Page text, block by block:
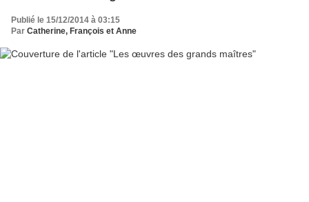
Publié le 15/12/2014 à 03:15
Par Catherine, François et Anne